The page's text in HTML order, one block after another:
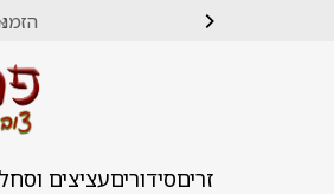
הזמנה
זריםסידוריםעציצים